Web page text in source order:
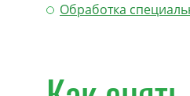
Обработка